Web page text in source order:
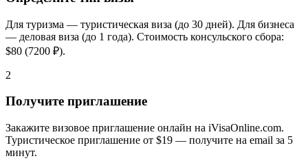
Для туризма — туристическая виза (до 30 дней). Для бизнеса
— деловая виза (до 1 года). Стоимость консульского сбора:
$80 (7200 ₽).
2
Получите приглашение
Закажите визовое приглашение онлайн на iVisaOnline.com.
Туристическое приглашение от $19 — получите на email за 5
минут.